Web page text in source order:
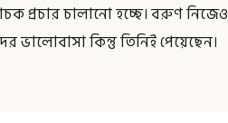
প্রচার চালানো হচ্ছে। বরুণ নিজেও
ভালোবাসা কিন্তু তিনিই পেয়েছেন।